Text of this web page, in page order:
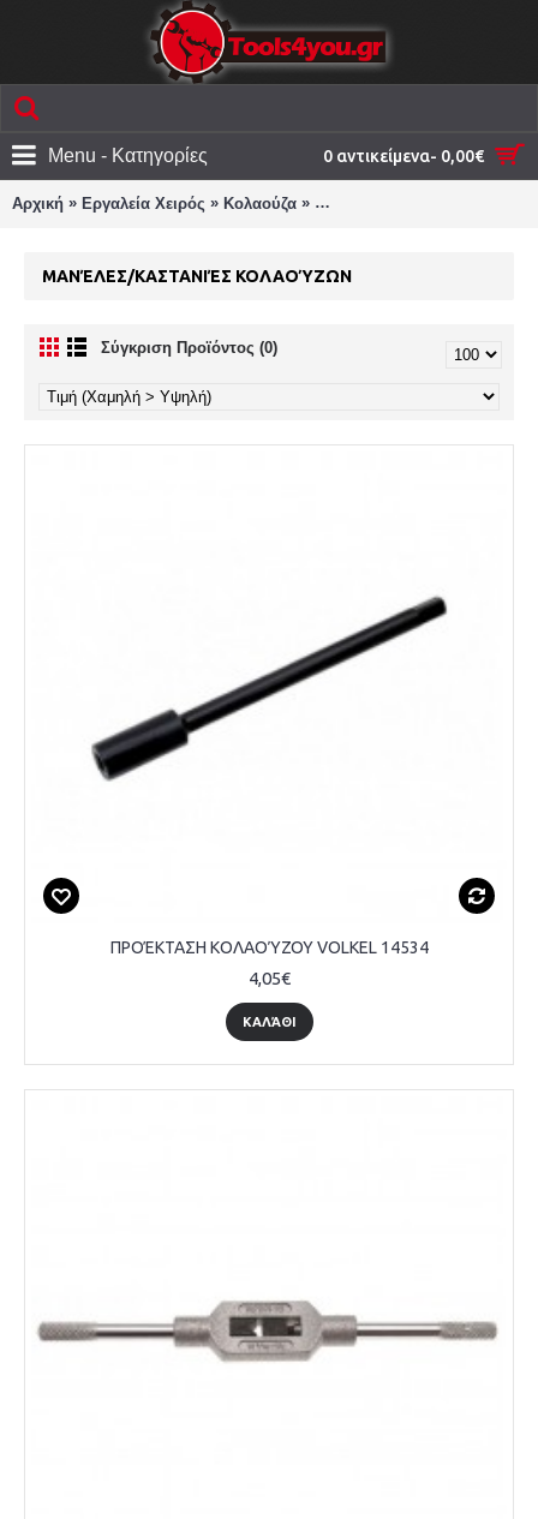
0 αντικείμενα- 0,00€
Menu - Κατηγορίες
Αρχική » Εργαλεία Χειρός » Κολαούζα » Μανέλες/καστανιές
ΜΑΝΈΛΕΣ/ΚΑΣΤΑΝΙΈΣ ΚΟΛΑΟΎΖΩΝ
Σύγκριση Προϊόντος (0)
ΠΡΟΈΚΤΑΣΗ ΚΟΛΑΟΎΖΟΥ VOLKEL 14534
4,05€
ΚΑΛΆΘΙ